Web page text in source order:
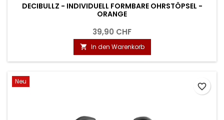
DECIBULLZ - INDIVIDUELL FORMBARE OHRSTÖPSEL -
ORANGE
39,90 CHF
 In den Warenkorb
Neu
favorite_border